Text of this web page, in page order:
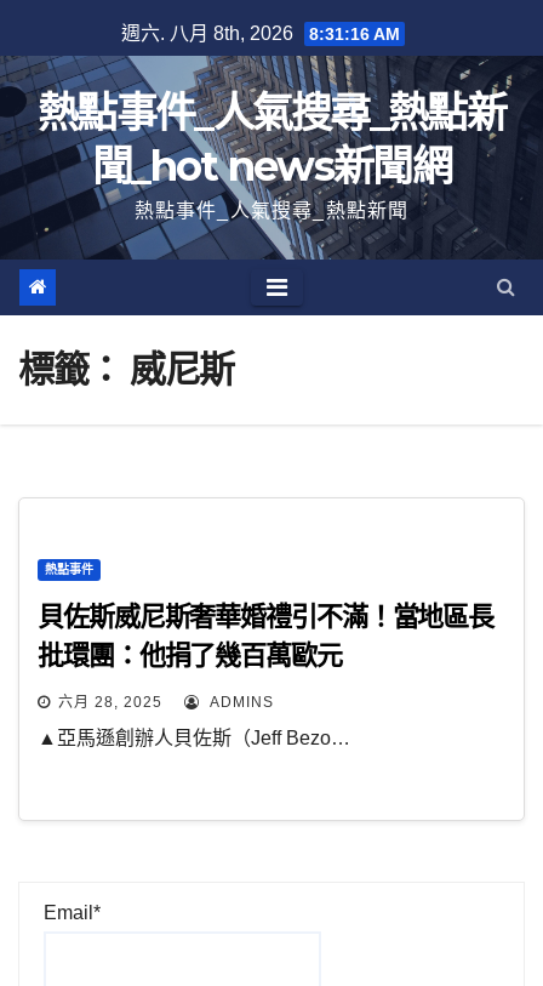
至
內
容
週六. 八月 8th, 2026 8:31:16 AM
熱點事件_人氣搜尋_熱點新
聞_hot news新聞網
熱點事件_人氣搜尋_熱點新聞
標籤： 威尼斯
熱點事件
貝佐斯威尼斯奢華婚禮引不滿！當地區長
批環團：他捐了幾百萬歐元
六月 28, 2025 ADMINS
▲亞馬遜創辦人貝佐斯（Jeff Bezo…
Email*